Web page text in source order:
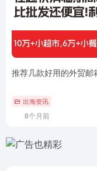
推荐几款好用的外贸邮
出海资讯
8个月前